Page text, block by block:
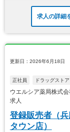
求人の詳細
更新日：2026年6月18日
正社員 ドラッグスト
ウエルシア薬局株式
求人
登録販売者（
タウン店）